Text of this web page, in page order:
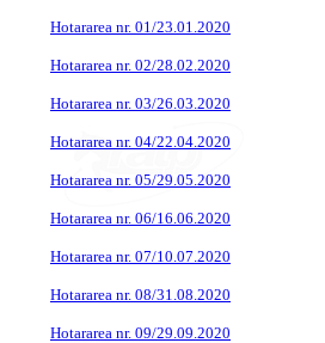
Hotararea nr. 01/23.01.2020
Hotararea nr. 02/28.02.2020
Hotararea nr. 03/26.03.2020
Hotararea nr. 04/22.04.2020
Hotararea nr. 05/29.05.2020
Hotararea nr. 06/16.06.2020
Hotararea nr. 07/10.07.2020
Hotararea nr. 08/31.08.2020
Hotararea nr. 09/29.09.2020